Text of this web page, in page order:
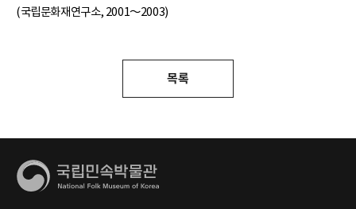
(국립문화재연구소, 2001～2003)
목록